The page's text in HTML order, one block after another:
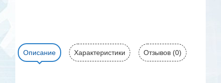
Описание Характеристики Отзывов (0)